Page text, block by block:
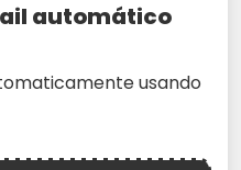
automático
usando